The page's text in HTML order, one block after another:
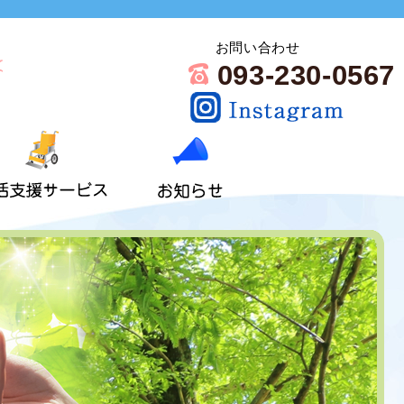
お問い合わせ
093-230-0567